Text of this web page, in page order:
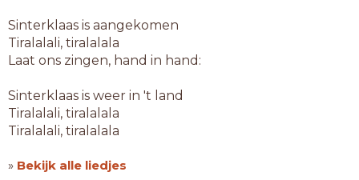
Sinterklaas is aangekomen
Tiralalali, tiralalala
Laat ons zingen, hand in hand:
Sinterklaas is weer in 't land
Tiralalali, tiralalala
Tiralalali, tiralalala
» Bekijk alle liedjes